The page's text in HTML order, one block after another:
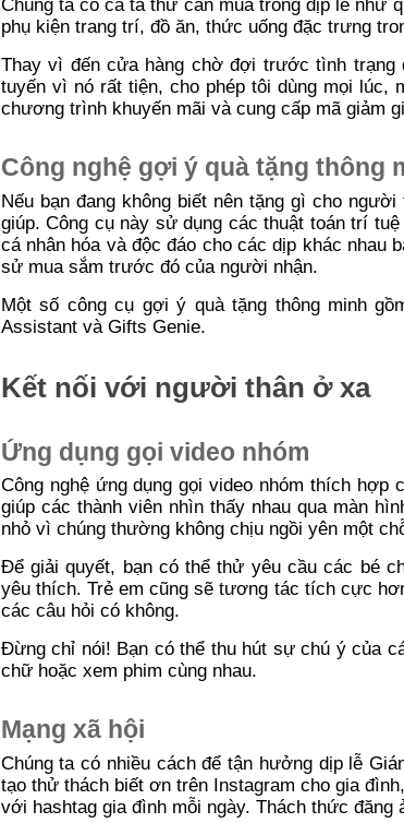
Chúng ta có cả tá thứ cần mua trong dịp lễ như
phụ kiện trang trí, đồ ăn, thức uống đặc trưng
Thay vì đến cửa hàng chờ đợi trước tình trạng
tuyến vì nó rất tiện, cho phép tôi dùng mọi lúc,
chương trình khuyến mãi và cung cấp mã giảm
Công nghệ gợi ý quà tặng thông
Nếu bạn đang không biết nên tặng gì cho
giúp. Công cụ này sử dụng các thuật toán trí
cá nhân hóa và độc đáo cho các dịp khác nhau
sử mua sắm trước đó của người nhận.
Một số công cụ gợi ý quà tặng thông minh
Assistant và Gifts Genie.
Kết nối với người thân ở xa
Ứng dụng gọi video nhóm
Công nghệ ứng dụng gọi video nhóm thích
giúp các thành viên nhìn thấy nhau qua màn
nhỏ vì chúng thường không chịu ngồi yên một
Để giải quyết, bạn có thể thử yêu cầu các bé
yêu thích. Trẻ em cũng sẽ tương tác tích cực
các câu hỏi có không.
Đừng chỉ nói! Bạn có thể thu hút sự chú ý của
chữ hoặc xem phim cùng nhau.
Mạng xã hội
Chúng ta có nhiều cách để tận hưởng dịp lễ
tạo thử thách biết ơn trên Instagram cho gia
với hashtag gia đình mỗi ngày. Thách thức đăng